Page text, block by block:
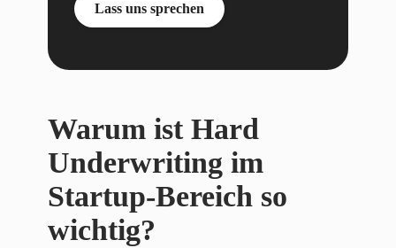
Lass uns sprechen
Warum ist Hard
Underwriting im
Startup-Bereich so
wichtig?